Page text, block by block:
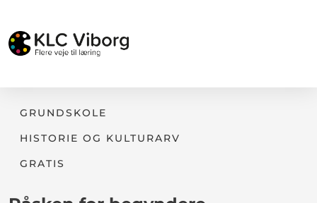
GRUNDSKOLE
HISTORIE OG KULTURARV
GRATIS